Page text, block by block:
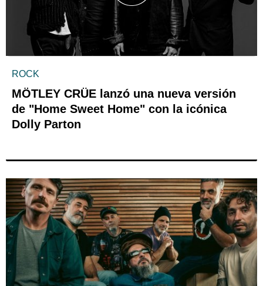
ROCK
MÖTLEY CRÜE lanzó una nueva versión
de "Home Sweet Home" con la icónica
Dolly Parton